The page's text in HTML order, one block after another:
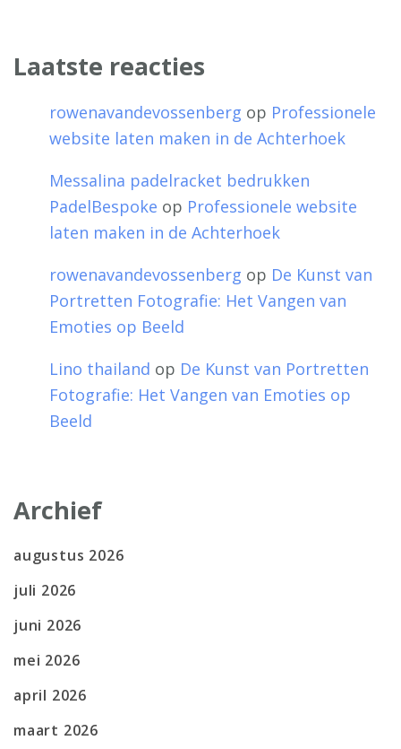
Laatste reacties
rowenavandevossenberg op Professionele
website laten maken in de Achterhoek
Messalina padelracket bedrukken
PadelBespoke op Professionele website
laten maken in de Achterhoek
rowenavandevossenberg op De Kunst van
Portretten Fotografie: Het Vangen van
Emoties op Beeld
Lino thailand op De Kunst van Portretten
Fotografie: Het Vangen van Emoties op
Beeld
Archief
augustus 2026
juli 2026
juni 2026
mei 2026
april 2026
maart 2026